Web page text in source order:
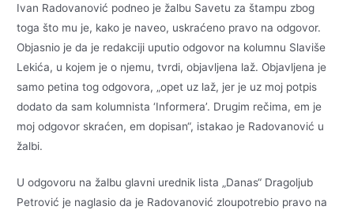
Ivan Radovanović podneo je žalbu Savetu za štampu zbog
toga što mu je, kako je naveo, uskraćeno pravo na odgovor.
Objasnio je da je redakciji uputio odgovor na kolumnu Slaviše
Lekića, u kojem je o njemu, tvrdi, objavljena laž. Objavljena je
samo petina tog odgovora, „opet uz laž, jer je uz moj potpis
dodato da sam kolumnista ‘Informera’. Drugim rečima, em je
moj odgovor skraćen, em dopisan“, istakao je Radovanović u
žalbi.
U odgovoru na žalbu glavni urednik lista „Danas“ Dragoljub
Petrović je naglasio da je Radovanović zloupotrebio pravo na